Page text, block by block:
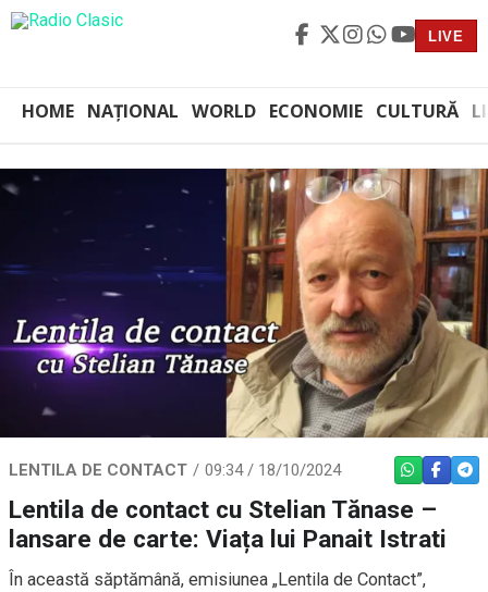
LIVE
HOME NAȚIONAL WORLD ECONOMIE CULTURĂ
LENTILA DE CONTACT 09:34 / 18/10/2024 WHATSAPP
Lentila de contact cu Stelian Tănase –
lansare de carte: Viața lui Panait Istrati
În această săptămână, emisiunea „Lentila de Contact”,